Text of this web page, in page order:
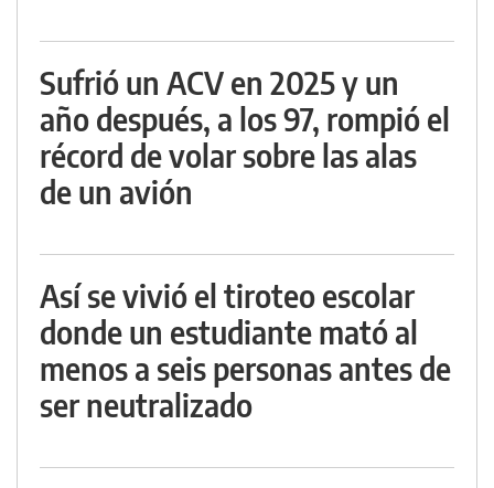
Sufrió un ACV en 2025 y un
año después, a los 97, rompió el
récord de volar sobre las alas
de un avión
Así se vivió el tiroteo escolar
donde un estudiante mató al
menos a seis personas antes de
ser neutralizado